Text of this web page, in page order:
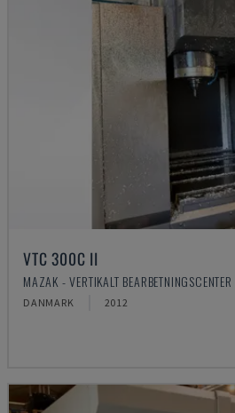
VTC 300C II
MAZAK - VERTIKALT BEARBETNINGSCENTER
DANMARK 2012